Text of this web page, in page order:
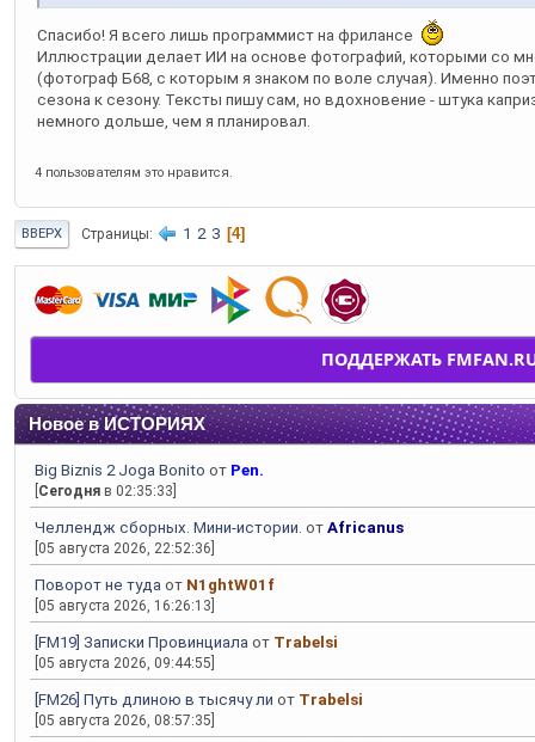
ПОДДЕРЖАТЬ
Новое в ИСТОРИЯХ
Big Biznis 2 Joga Bonito от Pen.
Сегодня в 02:35:33]
Челлендж сборных. Мини-истории. от Africanus
[05 августа 2026, 22:52:36]
Поворот не туда от N1ghtW01f
[05 августа 2026, 16:26:13]
[FM19] Записки Провинциала от Trabelsi
[05 августа 2026, 09:44:55]
[FM26] Путь длиною в тысячу ли от Trabelsi
[05 августа 2026, 08:57:35]
Спасибо! Я всего лишь программист на фрилансе
Иллюстрации делает ИИ на основе фотографий, которыми со
(фотограф Б68, с которым я знаком по воле случая). Именно
сезона к сезону. Тексты пишу сам, но вдохновение - штука
немного дольше, чем я планировал.
4 пользователям это нравится.
ВВЕРХ Страницы 1 2 3 4